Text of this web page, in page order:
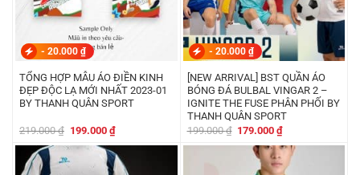
- 20.000 ₫
TỔNG HỢP MẪU ÁO ĐIỀN KINH
ĐẸP ĐỘC LẠ MỚI NHẤT 2023-01
BY THANH QUÂN SPORT
219.000₫ Giá
là:
219.000 ₫.
199.000 ₫Giá
hiện
tại
là:
199.000 ₫.
- 20.000 ₫
[NEW ARRIVAL] BST QUẦN ÁO
BÓNG ĐÁ BULBAL VINGAR 2 –
IGNITE THE FUSE PHÂN PHỐI BY
THANH QUÂN SPORT
199.000₫ Giá
là:
199.000 ₫.
179.000₫Giá
tại
là:
179.000 ₫.